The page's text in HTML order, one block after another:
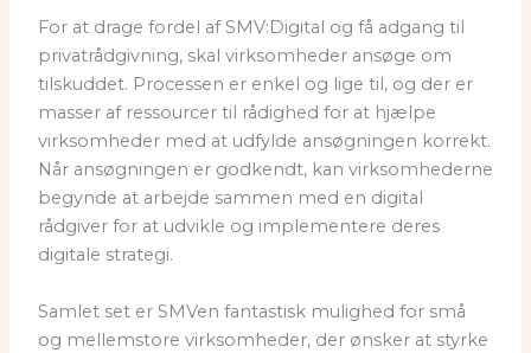
For at drage fordel af SMV:Digital og få adgang til
privatrådgivning, skal virksomheder ansøge om
tilskuddet. Processen er enkel og lige til, og der er
masser af ressourcer til rådighed for at hjælpe
virksomheder med at udfylde ansøgningen korrekt.
Når ansøgningen er godkendt, kan virksomhederne
begynde at arbejde sammen med en digital
rådgiver for at udvikle og implementere deres
digitale strategi.
Samlet set er SMVen fantastisk mulighed for små
og mellemstore virksomheder, der ønsker at styrke